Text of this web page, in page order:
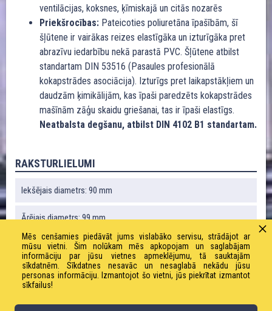
ventilācijas, koksnes, ķīmiskajā un citās nozarēs
Priekšrocības: Pateicoties poliuretāna īpašībām, šī
šļūtene ir vairākas reizes elastīgāka un izturīgāka pret
abrazīvu iedarbību nekā parastā PVC. Šļūtene atbilst
standartam DIN 53516 (Pasaules profesionālā
kokapstrādes asociācija). Izturīgs pret laikapstākļiem un
daudzām ķimikālijām, kas īpaši paredzēts kokapstrādes
mašīnām zāģu skaidu griešanai, tas ir īpaši elastīgs.
Neatbalsta degšanu, atbilst DIN 4102 B1 standartam.
RAKSTURLIELUMI
Iekšējais diametrs: 90 mm
Ārējais diametrs: 99 mm
Liekuma rādiuss: 50 mm
Vakuums: 0,09 bārs
Mēs cenšamies piedāvāt jums vislabāko servisu, strādājot ar
mūsu vietni. Šim nolūkam mēs apkopojam un saglabājam
informāciju par jūsu vietnes apmeklējumu, tā sauktajām
sīkdatnēm. Sīkdatnes nesavāc un nesaglabā nekādu jūsu
personas informāciju. Izmantojot šo vietni, jūs piekrītat izmantot
sīkfailus!